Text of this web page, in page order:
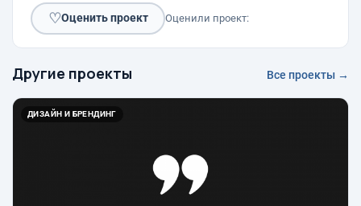
♡Оценить проект Оценили проект:
Другие проекты Все проекты →
ДИЗАЙН И БРЕНДИНГ